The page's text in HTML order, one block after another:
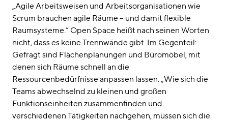
„Agile Arbeitsweisen und Arbeitsorganisationen wie
Scrum brauchen agile Räume – und damit flexible
Raumsysteme.“ Open Space heißt nach seinen Worten
nicht, dass es keine Trennwände gibt. Im Gegenteil:
Gefragt sind Flächenplanungen und Büromöbel, mit
denen sich Räume schnell an die
Ressourcenbedürfnisse anpassen lassen. „Wie sich die
Teams abwechselnd zu kleinen und großen
Funktionseinheiten zusammenfinden und
verschiedenen Tätigkeiten nachgehen, müssen sich die